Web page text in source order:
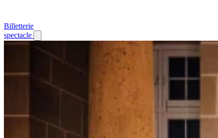
Billetterie
spectacle